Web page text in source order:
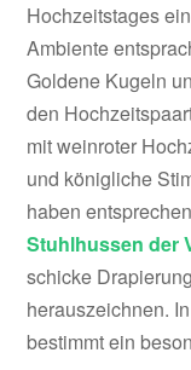
Hochzeitstages
Ambiente
Goldene Kugeln
den
mit weinroter
und königliche
haben
Stuhlhussen der
schicke
herauszeichnen.
bestimmt ein